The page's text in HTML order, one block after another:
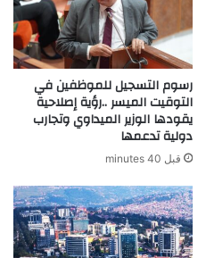
رسوم التسجيل للموظفين في
التوقيت الميسر ..رؤية إصلاحية
يقودها الوزير الميداوي وتجارب
دولية تدعمها
قبل 40 minutes